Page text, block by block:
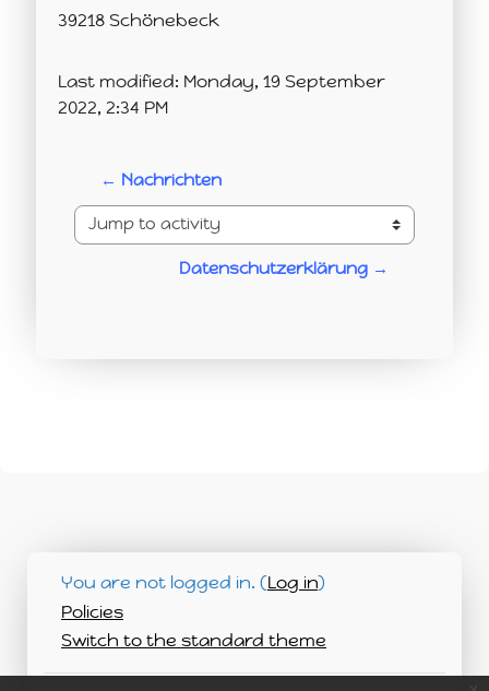
39218 Schönebeck
Last modified: Monday, 19 September
2022, 2:34 PM
← Nachrichten
Jump to activity
Datenschutzerklärung →
You are not logged in. (Log in)
Policies
Switch to the standard theme